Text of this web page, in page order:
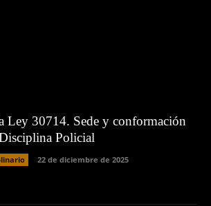
Ley 30714. Sede y conformación
Policial
22 de diciembre de 2025